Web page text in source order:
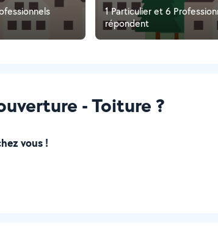
1 Particulier et 6
répondent
- Toiture ?
vous !